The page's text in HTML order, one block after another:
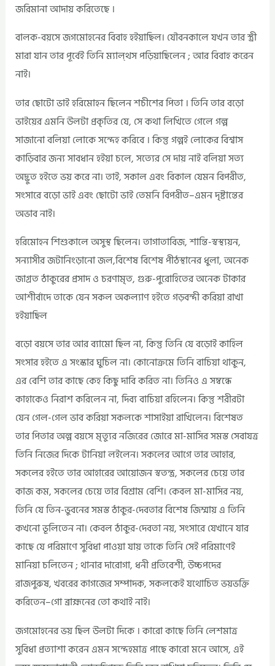
জরিমানা আদায় করিতেছে ।
বালক-বয়সে জগমোহনের বিবাহ হইয়াছিল। যৌবনকালে যখন তার স্ত্রী
মারা যান তার পূর্বেই তিনি ম্যাল্থস পড়িয়াছিলেন ; আর বিবাহ করেন
নাই।
তার ছোটো ভাই হরিমোহন ছিলেন শচীশের পিতা । তিনি তার বড়ো
ভাইয়ের এমনি উলটা প্রকৃতির যে, সে কথা লিখিতে গেলে গল্প
সাজানো বলিয়া লোকে সন্দেহ করিবে । কিন্তু গল্পই লোকের বিশ্বাস
কাড়িবার জন্য সাবধান হইয়া চলে, সত্যের সে দায় নাই বলিয়া সত্য
অদ্ভুত হইতে ভয় করে না। তাই, সকাল এবং বিকাল যেমন বিপরীত,
সংসারে বড়ো ভাই এবং ছোটো ভাই তেমনি বিপরীত–এমন দৃষ্টান্তের
অভাব নাই।
হরিমোহন শিশুকালে অসুস্থ ছিলেন। তাগাতাবিজ, শান্তি-স্বস্থ্যয়ন,
সন্যাসীর জটানিংড়ানো জল,বিশেষ বিশেষ পীঠস্থানের ধুলা, অনেক
জাগ্রত ঠাকুরের প্রসাদ ও চরণামৃত, গুরু-পুরোহিতের অনেক টাকার
আশীর্বাদে তাকে যেন সকল অকল্যাণ হইতে গড়বন্দী করিয়া রাখা
হইয়াছিল
বড়ো বয়সে তার আর ব্যামো ছিল না, কিন্তু তিনি যে বড়োই কাহিল
সংসার হইতে এ সংস্কার ঘুচিল না। কোনোক্রমে তিনি বাচিয়া থাকুন,
এর বেশি তার কাছে কেহ কিছু দাবি করিত না। তিনিও এ সম্বন্ধে
কাহাকেও নিরাশ করিলেন না, দিব্য বাচিয়া রহিলেন। কিন্তু শরীরটা
যেন গেল-গেল ভাব করিয়া সকলকে শাসাইয়া রাখিলেন। বিশেষত
তার পিতার অল্প বয়সে মৃত্যুর নজিরের জোরে মা-মাসির সমস্ত সেবাযত্র
তিনি নিজের দিকে টানিয়া লইলেন। সকলের আগে তার আহার,
সকলের হইতে তার আহারের আয়োজন স্বতন্ত্র, সকলের চেয়ে তার
কাজ কম, সকলের চেয়ে তার বিশ্রাম বেশি। কেবল মা-মাসির নয়,
তিনি যে তিন-ভুবনের সমস্ত ঠাকুর-দেবতার বিশেষ জিম্মায় এ তিনি
কখনো ভূলিতেন না। কেবল ঠাকুর-দেবতা নয়, সংসারে যেখানে যার
কাছে যে পরিমাণে সুবিধা পাওয়া যায় তাকে তিনি সেই পরিমাণেই
মানিয়া চলিতেন ; থানার দারোগা, ধনী প্রতিবেশী, উচ্চপদের
রাজপুরুষ, খবরের কাগজের সম্পাদক, সকলকেই যথোচিত ভয়ভক্তি
করিতেন–গো ব্রাহ্মনের তো কথাই নাই।
জগমোহনের ভয় ছিল উলটা দিকে । কারো কাছে তিনি লেশমাত্র
সুবিধা প্রত্যাশা করেন এমন সন্দেহমাত্র পাছে কারো মনে আসে, এই